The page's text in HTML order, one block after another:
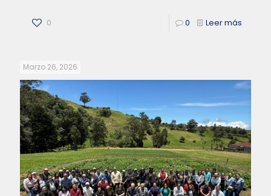
0 0 Leer más
Marzo 26, 2026